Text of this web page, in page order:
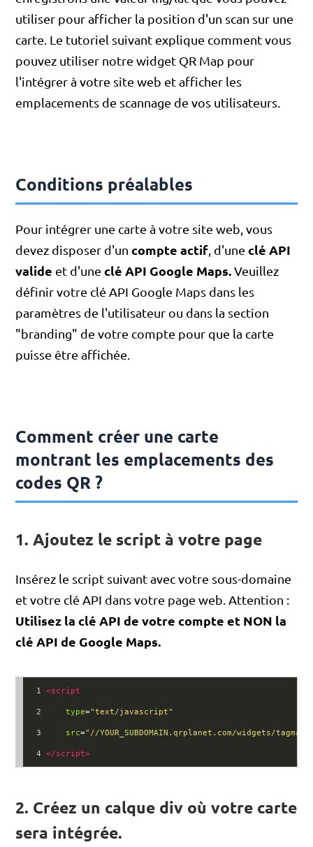
utiliser pour afficher la position d'un scan sur une
carte. Le tutoriel suivant explique comment vous
pouvez utiliser notre widget QR Map pour
l'intégrer à votre site web et afficher les
emplacements de scannage de vos utilisateurs.
Conditions préalables
Pour intégrer une carte à votre site web, vous
devez disposer d'uncompte actif , d'uneclé API
valide et d'uneclé API Google Maps.Veuillez
définir votre clé API Google Maps dans les
paramètres de l'utilisateur ou dans la section
"branding" de votre compte pour que la carte
puisse être affichée.
Comment créer une carte
montrant les emplacements des
codes QR ?
1. Ajoutez le script à votre page
Insérez le script suivant avec votre sous-domaine
et votre clé API dans votre page web. Attention :
Utilisez la clé API de votre compte et NON la
clé API de Google Maps.
1 <script
2 type="text/javascript"
3 src="//YOUR_SUBDOMAIN.qrplanet.com/widgets/
4 </script>
2. Créez un calque div où votre carte
sera intégrée.